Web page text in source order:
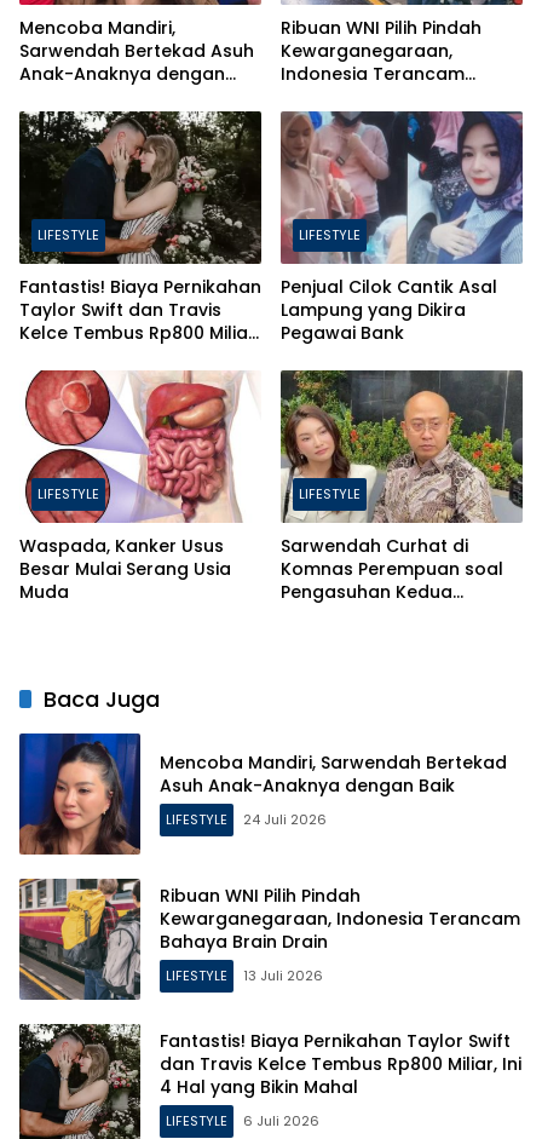
Mencoba Mandiri,
Sarwendah Bertekad Asuh
Anak-Anaknya dengan
Ribuan WNI Pilih Pindah
Kewarganegaraan,
Indonesia Terancam
LIFESTYLE
Fantastis! Biaya Pernikahan
Taylor Swift dan Travis
Kelce Tembus Rp800 Miliar,
LIFESTYLE
Penjual Cilok Cantik Asal
Lampung yang Dikira
Pegawai Bank
LIFESTYLE
Waspada, Kanker Usus
Besar Mulai Serang Usia
Muda
LIFESTYLE
Sarwendah Curhat di
Komnas Perempuan soal
Pengasuhan Kedua
Baca Juga
Mencoba Mandiri, Sarwendah Bertekad
Asuh Anak-Anaknya dengan Baik
LIFESTYLE 24 Juli 2026
Ribuan WNI Pilih Pindah
Kewarganegaraan, Indonesia Terancam
Bahaya Brain Drain
LIFESTYLE 13 Juli 2026
Fantastis! Biaya Pernikahan Taylor Swift
dan Travis Kelce Tembus Rp800 Miliar, Ini
4 Hal yang Bikin Mahal
LIFESTYLE 6 Juli 2026